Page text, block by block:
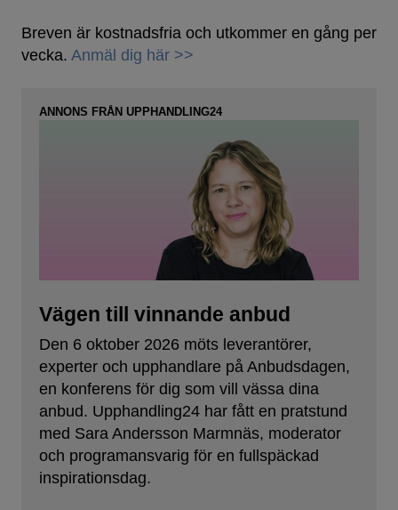
Breven är kostnadsfria och utkommer en gång per
vecka. Anmäl dig här >>
ANNONS FRÅN UPPHANDLING24
Vägen till vinnande anbud
Den 6 oktober 2026 möts leverantörer,
experter och upphandlare på Anbudsdagen,
en konferens för dig som vill vässa dina
anbud. Upphandling24 har fått en pratstund
med Sara Andersson Marmnäs, moderator
och programansvarig för en fullspäckad
inspirationsdag.